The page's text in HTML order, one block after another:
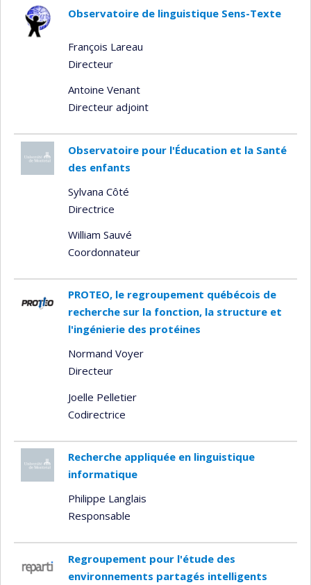
Observatoire de linguistique Sens-Texte
François Lareau
Directeur
Antoine Venant
Directeur adjoint
Observatoire pour l'Éducation et la Santé
des enfants
Sylvana Côté
Directrice
William Sauvé
Coordonnateur
PROTEO, le regroupement québécois de
recherche sur la fonction, la structure et
l'ingénierie des protéines
Normand Voyer
Directeur
Joelle Pelletier
Codirectrice
Recherche appliquée en linguistique
informatique
Philippe Langlais
Responsable
Regroupement pour l'étude des
environnements partagés intelligents